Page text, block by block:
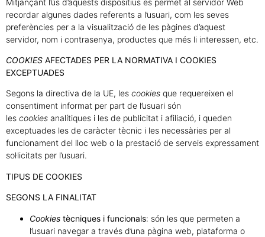
recordar algunes dades referents a l’usuari, com les seves
preferències per a la visualització de les pàgines d’aquest
servidor, nom i contrasenya, productes que més li interessen, etc.
COOKIES AFECTADES PER LA NORMATIVA I COOKIES
EXCEPTUADES
Segons la directiva de la UE, les cookies que requereixen el
consentiment informat per part de l’usuari són
les cookies analítiques i les de publicitat i afiliació, i queden
exceptuades les de caràcter tècnic i les necessàries per al
funcionament del lloc web o la prestació de serveis expressament
sol·licitats per l’usuari.
TIPUS DE COOKIES
SEGONS LA FINALITAT
Cookies tècniques i funcionals: són les que permeten a
l’usuari navegar a través d’una pàgina web, plataforma o